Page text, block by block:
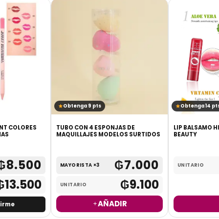
COLORES
8.500
13.500
Obtenga 9 pts
TUBO CON 4 ESPONJAS DE
MAQUILLAJES MODELOS SURTIDOS
MAYORISTA ×3 ₲7.000
UNITARIO ₲9.100
AÑADIR
Obtenga 14
LIP BALSAMO
BEAUTY
UNITARIO